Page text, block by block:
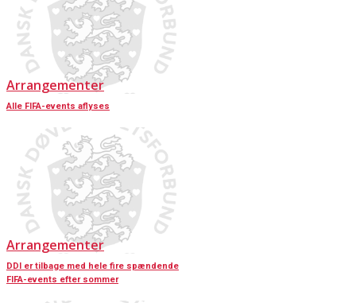
Arrangementer
Alle FIFA-events aflyses
Arrangementer
DDI er tilbage med hele fire spændende
FIFA-events efter sommer